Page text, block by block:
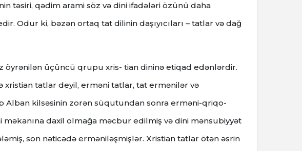
təsiri, qədim arami söz və dini ifadələri özünü daha
Odur ki, bəzən ortaq tat dilinin daşıyıcıları – tatlar və dağ
öyrənilən üçüncü qrupu xris- tian dininə etiqad edənlərdir.
xristian tatlar deyil, erməni tatlar, tat ermənilər və
Alban kilsəsinin zorən süqutundan sonra erməni-qriqo-
daxil olmağa məcbur edilmiş və dini mənsubiyyət
son nəticədə erməniləşmişlər. Xristian tatlar ötən əsrin